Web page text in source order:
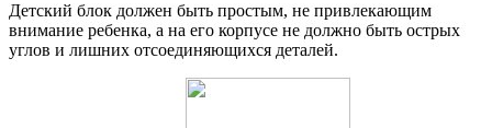
Детский блок должен быть простым, не привлекающим
внимание ребенка, а на его корпусе не должно быть острых
углов и лишних отсоединяющихся деталей.